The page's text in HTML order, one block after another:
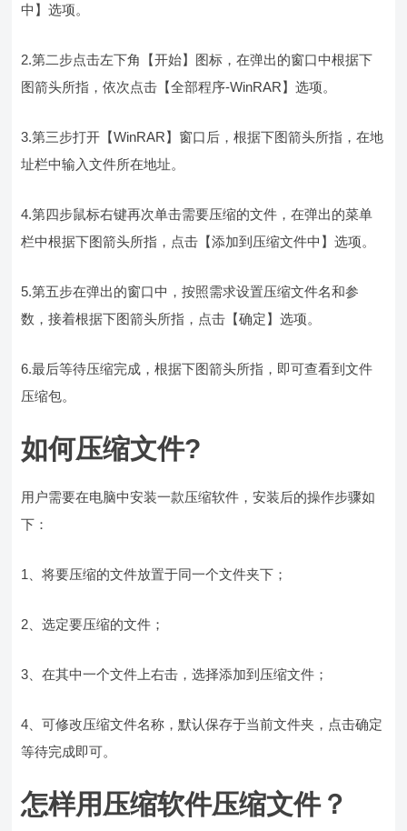
中】选项。
2.第二步点击左下角【开始】图标，在弹出的窗口中根据下
图箭头所指，依次点击【全部程序-WinRAR】选项。
3.第三步打开【WinRAR】窗口后，根据下图箭头所指，在地
址栏中输入文件所在地址。
4.第四步鼠标右键再次单击需要压缩的文件，在弹出的菜单
栏中根据下图箭头所指，点击【添加到压缩文件中】选项。
5.第五步在弹出的窗口中，按照需求设置压缩文件名和参
数，接着根据下图箭头所指，点击【确定】选项。
6.最后等待压缩完成，根据下图箭头所指，即可查看到文件
压缩包。
如何压缩文件?
用户需要在电脑中安装一款压缩软件，安装后的操作步骤如
下：
1、将要压缩的文件放置于同一个文件夹下；
2、选定要压缩的文件；
3、在其中一个文件上右击，选择添加到压缩文件；
4、可修改压缩文件名称，默认保存于当前文件夹，点击确定
等待完成即可。
怎样用压缩软件压缩文件？